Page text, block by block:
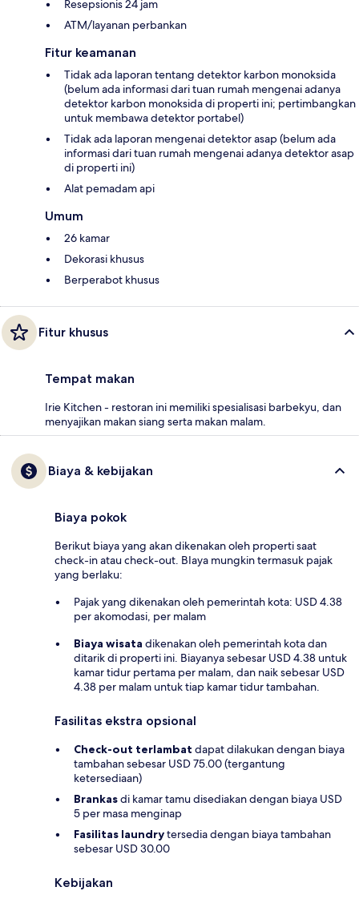
Resepsionis 24 jam
ATM/layanan perbankan
Fitur keamanan
Tidak ada laporan tentang detektor karbon monoksida
(belum ada informasi dari tuan rumah mengenai adanya
detektor karbon monoksida di properti ini; pertimbangkan
untuk membawa detektor portabel)
Tidak ada laporan mengenai detektor asap (belum ada
informasi dari tuan rumah mengenai adanya detektor asap
di properti ini)
Alat pemadam api
Umum
26 kamar
Dekorasi khusus
Berperabot khusus
Fitur khusus
Tempat makan
Irie Kitchen - restoran ini memiliki spesialisasi barbekyu, dan
menyajikan makan siang serta makan malam.
Biaya & kebijakan
Biaya pokok
Berikut biaya yang akan dikenakan oleh properti saat
check-in atau check-out. BIaya mungkin termasuk pajak
yang berlaku:
Pajak yang dikenakan oleh pemerintah kota: USD 4.38
per akomodasi, per malam
Biaya wisata dikenakan oleh pemerintah kota dan
ditarik di properti ini. Biayanya sebesar USD 4.38 untuk
kamar tidur pertama per malam, dan naik sebesar USD
4.38 per malam untuk tiap kamar tidur tambahan.
Fasilitas ekstra opsional
Check-out terlambat dapat dilakukan dengan biaya
tambahan sebesar USD 75.00 (tergantung
ketersediaan)
Brankasdi kamar tamu disediakan dengan biaya USD
5 per masa menginap
Fasilitas laundrytersedia dengan biaya tambahan
sebesar USD 30.00
Kebijakan